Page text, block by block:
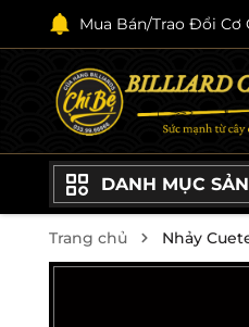
Mua Bán/Trao Đổi Cơ
DANH MỤC
Trang chủ Nhảy